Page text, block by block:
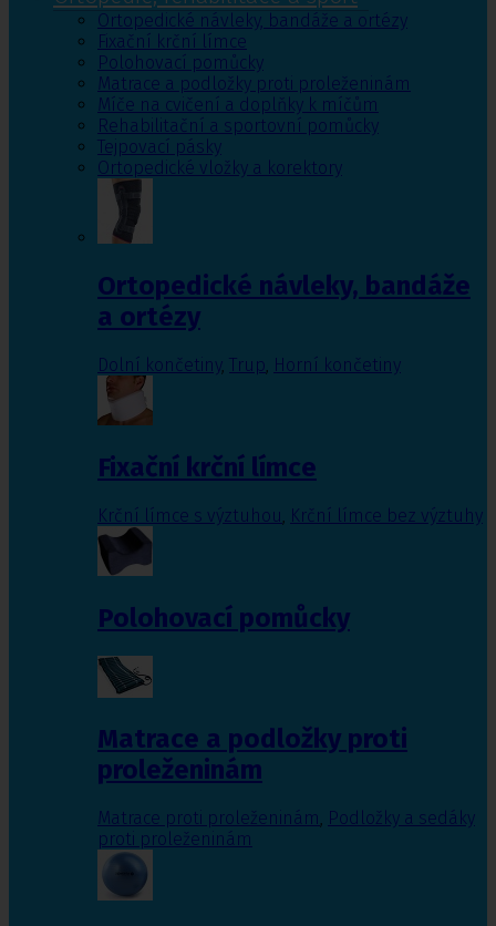
Ortopedické návleky, bandáže a ortézy
Fixační krční límce
Polohovací pomůcky
Matrace a podložky proti proleženinám
Míče na cvičení a doplňky k míčům
Rehabilitační a sportovní pomůcky
Tejpovací pásky
Ortopedické vložky a korektory
Ortopedické návleky, bandáže
a ortézy
Dolní končetiny, Trup, Horní končetiny
Fixační krční límce
Krční límce s výztuhou Krční límce bez výztuhy
Polohovací pomůcky
Matrace a podložky proti
proleženinám
Matrace proti proleženinám, Podložky a sedáky
proti proleženinám